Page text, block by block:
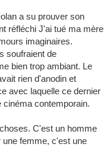
a su prouver son
réfléchi J'ai tué ma mère
imaginaires.
soufraient de
bien trop ambiant. Le
rien d'anodin et
avec laquelle ce dernier
contemporain.
C'est un homme
une femme, c'est une